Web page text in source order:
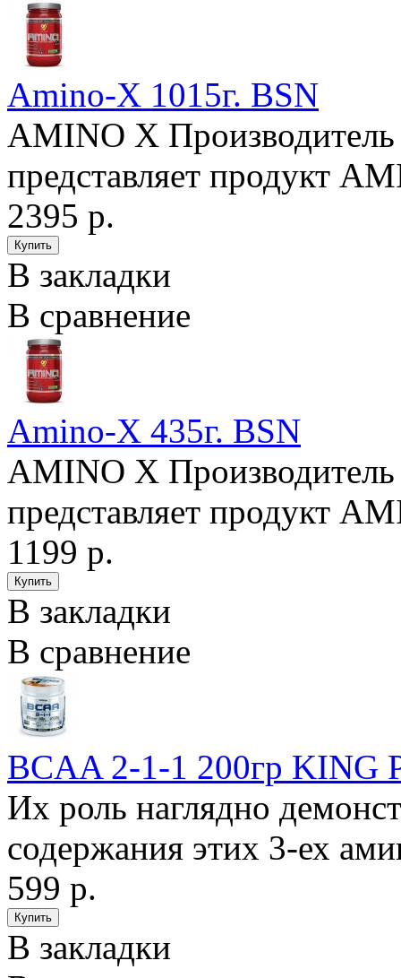
Amino-X 1015г. BSN
AMINO X
представляет продукт
2395 р.
В закладки
В сравнение
Amino-X 435г. BSN
AMINO X
представляет продукт
1199 р.
В закладки
В сравнение
BCAA 2-1-1 200гр KING
Их роль наглядно
содержания этих 3-ех
599 р.
В закладки